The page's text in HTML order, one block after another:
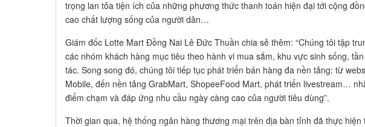
trọng lan tỏa tiện ích của những phương thức thanh toán hiện đại tới cộng
cao chất lượng sống của người dân…
Giám đốc Lotte Mart Đồng Nai Lê Đức Thuần chia sẻ thêm: “Chúng tôi tập
các nhóm khách hàng mục tiêu theo hành vi mua sắm, khu vực sinh sống,
tác. Song song đó, chúng tôi tiếp tục phát triển bán hàng đa nền tảng: từ
Mobile, đến nền tảng GrabMart, ShopeeFood Mart, phát triển livestream…
điểm chạm và đáp ứng nhu cầu ngày càng cao của người tiêu dùng”.
Thời gian qua, hệ thống ngân hàng thương mại trên địa bàn tỉnh đã thực hiện